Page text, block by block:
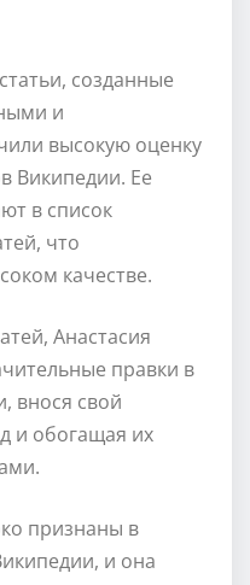
созданные
и
высокую оценку
Википедии. Ее
в список
что
качестве.
Анастасия
правки в
внося свой
и обогащая их
признаны в
и она